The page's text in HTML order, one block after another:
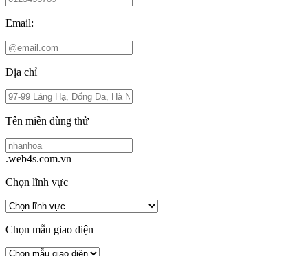
Email:
Địa chỉ
Tên miền dùng thử
.web4s.com.vn
Chọn lĩnh vực
Chọn mẫu giao diện